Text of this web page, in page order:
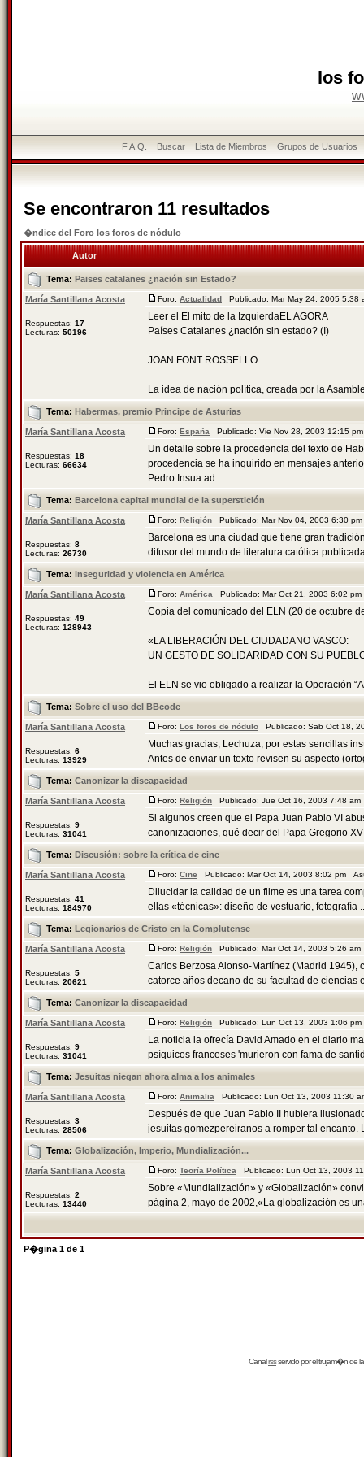
los
F.A.Q. Buscar Lista de Miembros Grupos de Usuarios
Se encontraron 11 resultados
�ndice del Foro los foros de nódulo
Autor
Tema: Paises catalanes ¿nación sin Estado?
María Santillana Acosta
Respuestas: 17
Lecturas: 50196
Foro: Actualidad Publicado: Mar May 24, 2005
Leer el El mito de la IzquierdaEL AGORA
Países Catalanes ¿nación sin estado? (I)
JOAN FONT ROSSELLO
La idea de nación política, creada por la
Tema: Habermas, premio Principe de Asturias
María Santillana Acosta
Respuestas: 18
Lecturas: 66634
Foro: España Publicado: Vie Nov 28, 2003 12:15
Un detalle sobre la procedencia del texto de
procedencia se ha inquirido en mensajes
Pedro Insua ad ...
Tema: Barcelona capital mundial de la superstición
María Santillana Acosta
Respuestas: 8
Lecturas: 26730
Foro: Religión Publicado: Mar Nov 04, 2003 6:30
Barcelona es una ciudad que tiene gran
difusor del mundo de literatura católica
Tema: inseguridad y violencia en América
María Santillana Acosta
Respuestas: 49
Lecturas: 128943
Foro: América Publicado: Mar Oct 21, 2003 6:02
Copia del comunicado del ELN (20 de octubre
«LA LIBERACIÓN DEL CIUDADANO VASCO:
UN GESTO DE SOLIDARIDAD CON SU
El ELN se vio obligado a realizar la Operación
Tema: Sobre el uso del BBcode
María Santillana Acosta
Respuestas: 6
Lecturas: 13929
Foro: Los foros de nódulo Publicado: Sab Oct 18,
Muchas gracias, Lechuza, por estas sencillas
Antes de enviar un texto revisen su aspecto
Tema: Canonizar la discapacidad
María Santillana Acosta
Respuestas: 9
Lecturas: 31041
Foro: Religión Publicado: Jue Oct 16, 2003 7:48
Si algunos creen que el Papa Juan Pablo VI
canonizaciones, qué decir del Papa Gregorio
Tema: Discusión: sobre la crí­tica de cine
María Santillana Acosta
Respuestas: 41
Lecturas: 184970
Foro: Cine Publicado: Mar Oct 14, 2003 8:02 pm
Dilucidar la calidad de un filme es una tarea
ellas «técnicas»: diseño de vestuario, fotografía
Tema: Legionarios de Cristo en la Complutense
María Santillana Acosta
Respuestas: 5
Lecturas: 20621
Foro: Religión Publicado: Mar Oct 14, 2003 5:26
Carlos Berzosa Alonso-Martínez (Madrid
catorce años decano de su facultad de ciencias
Tema: Canonizar la discapacidad
María Santillana Acosta
Respuestas: 9
Lecturas: 31041
Foro: Religión Publicado: Lun Oct 13, 2003 1:06
La noticia la ofrecía David Amado en el diario
psíquicos franceses 'murieron con fama de
Tema: Jesuitas niegan ahora alma a los animales
María Santillana Acosta
Respuestas: 3
Lecturas: 28506
Foro: Animalia Publicado: Lun Oct 13, 2003 11:30
Después de que Juan Pablo II hubiera
jesuitas gomezpereiranos a romper tal encanto.
Tema: Globalización, Imperio, Mundialización...
María Santillana Acosta
Respuestas: 2
Lecturas: 13440
Foro: Teoría Política Publicado: Lun Oct 13, 2003
Sobre «Mundialización» y «Globalización»
página 2, mayo de 2002,«La globalización es
P�gina 1 de 1
Canalrssservido por eltrujam�nde